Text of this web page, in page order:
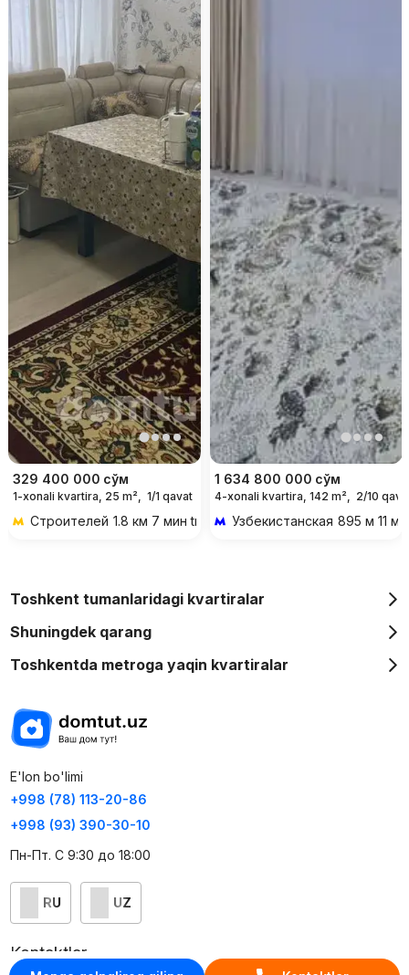
329 400 000 сўм
1-xonali kvartira, 25 m², 1/1 qavat
Строителей 1.8 км 7 мин transportda
1 634 800 000 сўм
4-xonali kvartira, 142 m², 2/10
Узбекистанская 895 м 11
Toshkent tumanlaridagi kvartiralar
Shuningdek qarang
Toshkentda metroga yaqin kvartiralar
E'lon bo'limi
+998 (78) 113-20-86
+998 (93) 390-30-10
Пн-Пт. С 9:30 до 18:00
RU UZ
Kontaktlar